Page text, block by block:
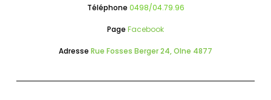
Téléphone 0498/04.79.96
Page Facebook
Adresse Rue Fosses Berger 24, Olne 4877